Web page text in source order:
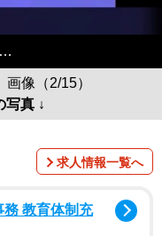
…
像（2/15）
写真 ↓
求人情報一覧へ
教育体制充